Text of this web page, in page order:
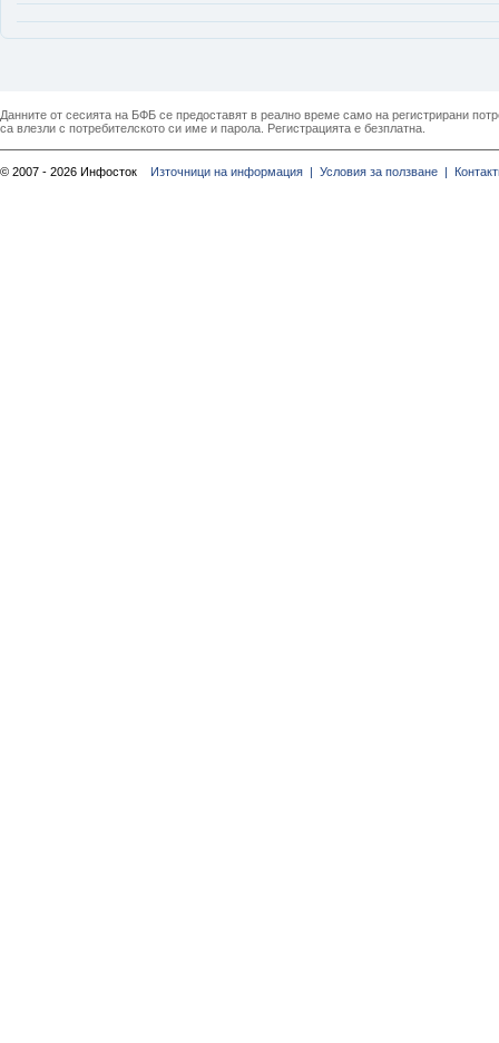
Данните от сесията на БФБ се предоставят в реално време само на регистрирани
са влезли с потребителското си име и парола. Регистрацията е безплатна.
© 2007 - 2026 Инфосток Източници на информация | Условия за ползване |